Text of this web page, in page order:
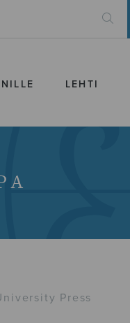
LEHTI
Press